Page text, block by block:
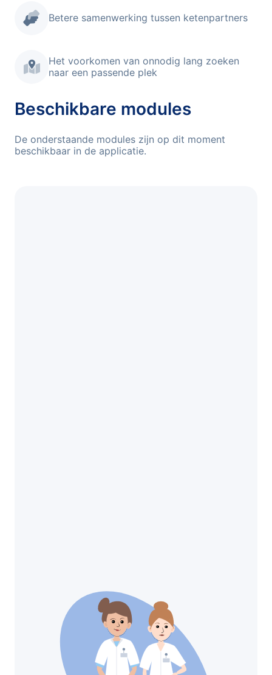
Betere samenwerking tussen ketenpartners
Het voorkomen van onnodig lang zoeken
naar een passende plek
Beschikbare modules
De onderstaande modules zijn op dit moment
beschikbaar in de applicatie.